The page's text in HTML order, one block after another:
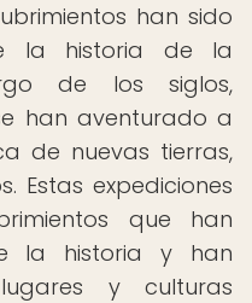
han sido
la historia de la
de los siglos,
han aventurado a
de nuevas tierras,
Estas expediciones
que han
la historia y han
y culturas